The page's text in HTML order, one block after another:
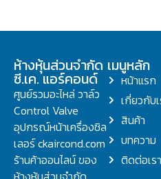
ห้างหุ้นส่วนจำกัด
ซี.เค. แอร์คอนด์
ศูนย์รวมอะไหล่ วาล์ว
Control Valve
อุปกรณ์หน้าเครื่องชิล
เลอร์ ckaircond.com
ร้านค้าออนไลน์ ของ
เมนูหลัก
หน้าแรก
เกี่ยวกับ
สินค้า
บทความ
ติดต่อเรา